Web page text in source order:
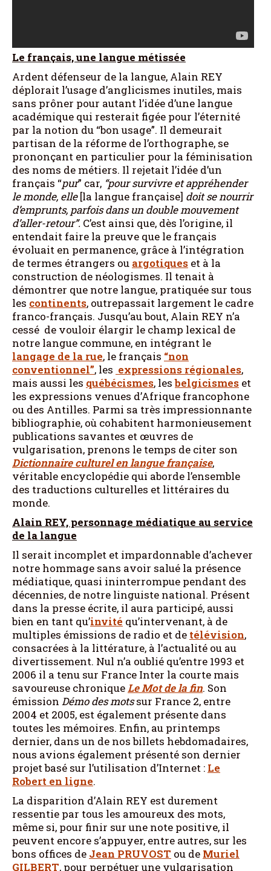
Le français, une langue métissée
Ardent défenseur de la langue, Alain REY
déplorait l’usage d’anglicismes inutiles, mais
sans prôner pour autant l’idée d’une langue
académique qui resterait figée pour l’éternité
par la notion du “bon usage”. Il demeurait
partisan de la réforme de l’orthographe, se
prononçant en particulier pour la féminisation
des noms de métiers. Il rejetait l’idée d’un
français “pur” car, “pour survivre et appréhender
le monde, elle[la langue française] doit se nourrir
d’emprunts, parfois dans un double mouvement
d’aller-retour”. C’est ainsi que, dès l’origine, il
entendait faire la preuve que le français
évoluait en permanence, grâce à l’intégration
de termes étrangers ou argotiques et à la
construction de néologismes. Il tenait à
démontrer que notre langue, pratiquée sur tous
les continents, outrepassait largement le cadre
franco-français. Jusqu’au bout, Alain REY n’a
cessé de vouloir élargir le champ lexical de
notre langue commune, en intégrant le
langage de la rue, le français “non
conventionnel”, les expressions régionales,
mais aussi les québécismes, lesbelgicismes et
les expressions venues d’Afrique francophone
ou des Antilles. Parmi sa très impressionnante
bibliographie, où cohabitent harmonieusement
publications savantes et œuvres de
vulgarisation, prenons le temps de citer son
Dictionnaire culturel en langue française,
véritable encyclopédie qui aborde l’ensemble
des traductions culturelles et littéraires du
monde.
Alain REY, personnage médiatique au service
de la langue
Il serait incomplet et impardonnable d’achever
notre hommage sans avoir salué la présence
médiatique, quasi ininterrompue pendant des
décennies, de notre linguiste national. Présent
dans la presse écrite, il aura participé, aussi
bien en tant qu’invité qu’intervenant, à de
multiples émissions de radio et de télévision,
consacrées à la littérature, à l’actualité ou au
divertissement. Nul n’a oublié qu’entre 1993 et
2006 il a tenu sur France Inter la courte mais
savoureuse chroniqueLe Mot de la fin. Son
émission Démo des motssur France 2, entre
2004 et 2005, est également présente dans
toutes les mémoires. Enfin, au printemps
dernier, dans un de nos billets hebdomadaires,
nous avions également présenté son dernier
projet basé sur l’utilisation d’Internet : Le
Robert en ligne.
La disparition d’Alain REY est durement
ressentie par tous les amoureux des mots,
même si, pour finir sur une note positive, il
peuvent encore s’appuyer, entre autres, sur les
bons offices de Jean PRUVOST ou de Muriel
GILBERT, pour perpétuer une vulgarisation